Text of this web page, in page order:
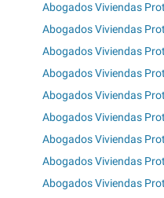
Abogados Viviendas
Abogados Viviendas
Abogados Viviendas
Abogados Viviendas
Abogados Viviendas
Abogados Viviendas
Abogados Viviendas
Abogados Viviendas
Abogados Viviendas